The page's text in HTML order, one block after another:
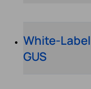
White-
GUS